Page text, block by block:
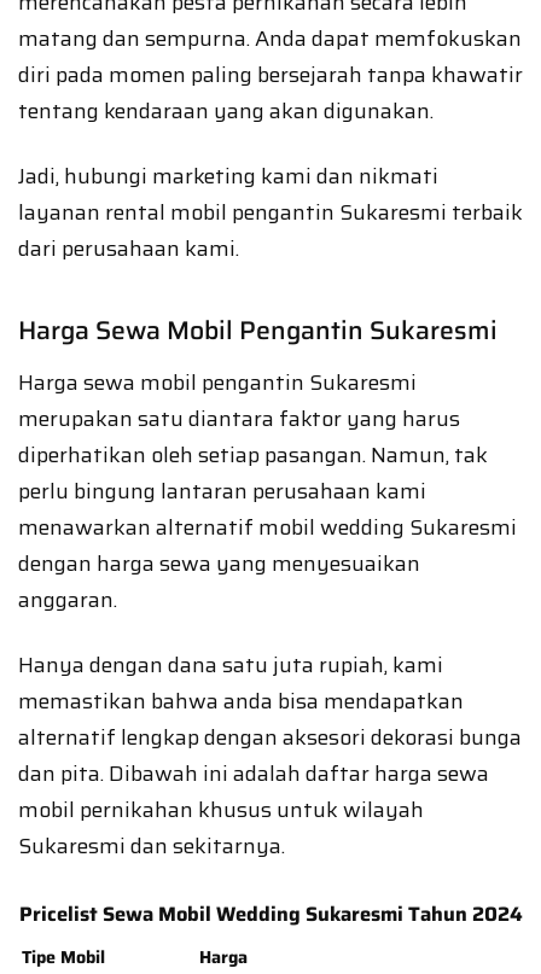
matang dan sempurna. Anda dapat memfokuskan
diri pada momen paling bersejarah tanpa khawatir
tentang kendaraan yang akan digunakan.
Jadi, hubungi marketing kami dan nikmati
layanan rental mobil pengantin Sukaresmi terbaik
dari perusahaan kami.
Harga Sewa Mobil Pengantin Sukaresmi
Harga sewa mobil pengantin Sukaresmi
merupakan satu diantara faktor yang harus
diperhatikan oleh setiap pasangan. Namun, tak
perlu bingung lantaran perusahaan kami
menawarkan alternatif mobil wedding Sukaresmi
dengan harga sewa yang menyesuaikan
anggaran.
Hanya dengan dana satu juta rupiah, kami
memastikan bahwa anda bisa mendapatkan
alternatif lengkap dengan aksesori dekorasi bunga
dan pita. Dibawah ini adalah daftar harga sewa
mobil pernikahan khusus untuk wilayah
Sukaresmi dan sekitarnya.
Pricelist Sewa Mobil Wedding Sukaresmi Tahun 2024
Tipe Mobil
Harga